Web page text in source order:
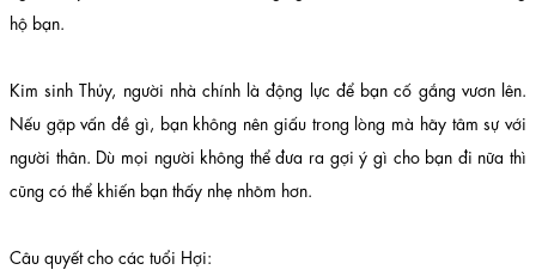
hộ bạn.
Kim sinh Thủy, người nhà chính là động lực để bạn cố gắng vươn lên.
Nếu gặp vấn đề gì, bạn không nên giấu trong lòng mà hãy tâm sự với
người thân. Dù mọi người không thể đưa ra gợi ý gì cho bạn đi nữa thì
cũng có thể khiến bạn thấy nhẹ nhõm hơn.
Câu quyết cho các tuổi Hợi: